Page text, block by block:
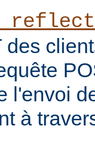
des
l'envoi
à